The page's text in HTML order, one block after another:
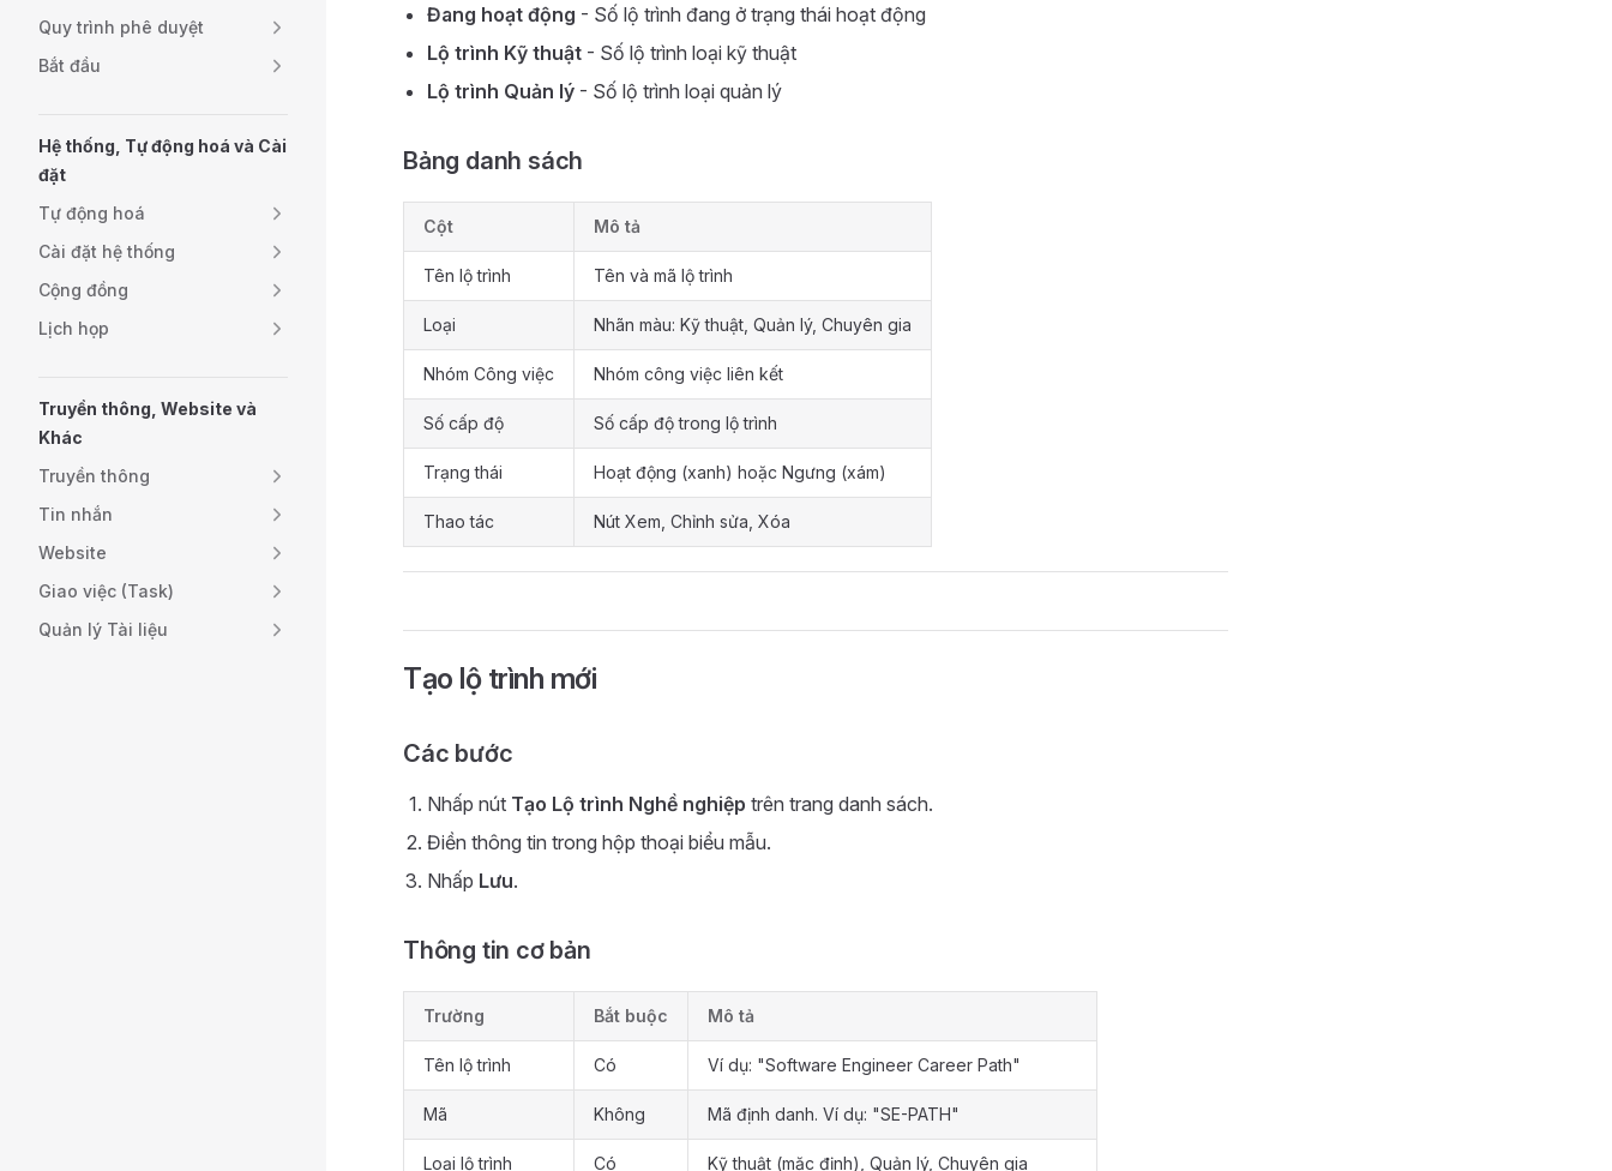
Quy trình phê duyệt
Bắt đầu
Hệ thống, Tự động hoá và Cài
đặt
Tự động hoá
Cài đặt hệ thống
Cộng đồng
Lịch họp
Truyền thông, Website và
Khác
Truyền thông
Tin nhắn
Website
Giao việc (Task)
Quản lý Tài liệu
Đang hoạt động - Số lộ trình đang ở trạng thái hoạt động
Lộ trình Kỹ thuật - Số lộ trình loại kỹ thuật
Lộ trình Quản lý - Số lộ trình loại quản lý
Bảng danh sách
Cột Mô tả
Tên lộ trình Tên và mã lộ trình
Loại Nhãn màu: Kỹ thuật, Quản lý, Chuyên gia
Nhóm Công việc Nhóm công việc liên kết
Số cấp độ Số cấp độ trong lộ trình
Trạng thái Hoạt động (xanh) hoặc Ngưng (xám)
Thao tác Nút Xem, Chỉnh sửa, Xóa
Tạo lộ trình mới
Các bước
Nhấp nút Tạo Lộ trình Nghề nghiệp trên trang danh sách.
Điền thông tin trong hộp thoại biểu mẫu.
Nhấp Lưu.
Thông tin cơ bản
Trường Bắt buộc Mô tả
Tên lộ trình Có Ví dụ: "Software Engineer Career Path"
Mã Không Mã định danh. Ví dụ: "SE-PATH"
Loại lộ trình Có Kỹ thuật (mặc định), Quản lý, Chuyên gia